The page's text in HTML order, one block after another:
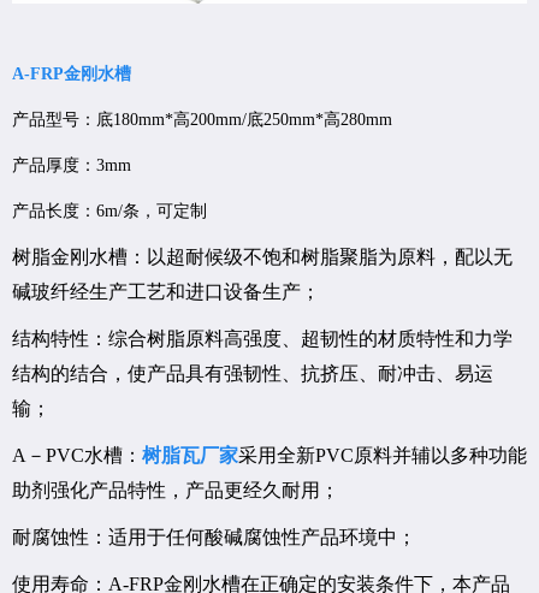
A-FRP金刚水槽
产品型号：底180mm*高200mm/底250mm*高280mm
产品厚度：3mm
产品长度：6m/条，可定制
树脂金刚水槽：以超耐候级不饱和树脂聚脂为原料，配以无
碱玻纤经生产工艺和进口设备生产；
结构特性：综合树脂原料高强度、超韧性的材质特性和力学
结构的结合，使产品具有强韧性、抗挤压、耐冲击、易运
输；
A－PVC水槽： 树脂瓦厂家采用全新PVC原料并辅以多种功能
助剂强化产品特性，产品更经久耐用；
耐腐蚀性：适用于任何酸碱腐蚀性产品环境中；
使用寿命：A-FRP金刚水槽在正确定的安装条件下，本产品